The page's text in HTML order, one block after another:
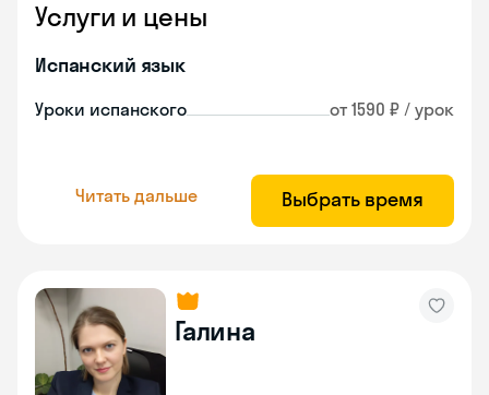
Услуги и цены
Испанский язык
Уроки испанского от 1590 ₽ / урок
Читать дальше Выбрать время
Галина